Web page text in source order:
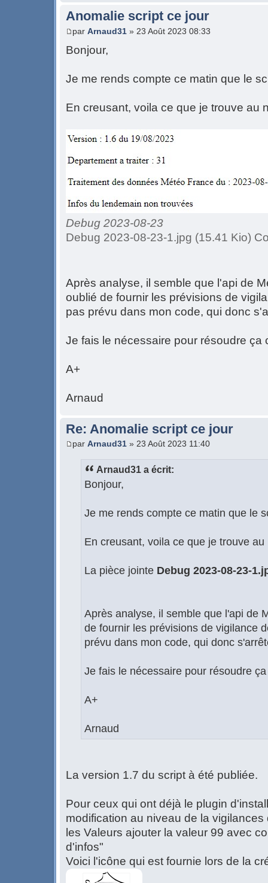
Anomalie script ce jour
par Arnaud31 » 23 Août 2023 08:33
Bonjour,
Je me rends compte ce matin que le
En creusant, voila ce que je trouve au
Debug 2023-08-23
Debug 2023-08-23-1.jpg (15.41 Kio)
Après analyse, il semble que l'api de
oublié de fournir les prévisions de
pas prévu dans mon code, qui donc
Je fais le nécessaire pour résoudre ça
A+
Arnaud
Re: Anomalie script ce jour
par Arnaud31 » 23 Août 2023 11:40
Arnaud31 a écrit:
Bonjour,
Je me rends compte ce matin que le
En creusant, voila ce que je trouve
La pièce jointe Debug 2023-08-23-
Après analyse, il semble que l'api de
de fournir les prévisions de vigilance
prévu dans mon code, qui donc
Je fais le nécessaire pour résoudre
A+
Arnaud
La version 1.7 du script à été publiée.
Pour ceux qui ont déjà le plugin
modification au niveau de la
les Valeurs ajouter la valeur 99 avec
d'infos"
Voici l'icône qui est fournie lors de la